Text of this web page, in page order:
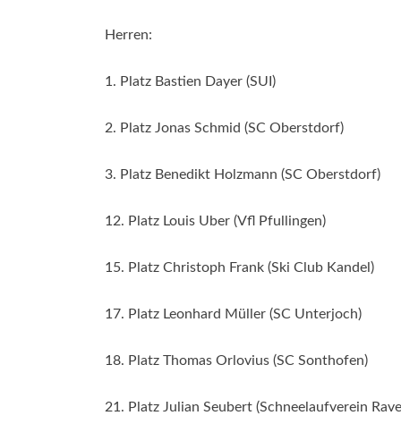
Herren:
1. Platz Bastien Dayer (SUI)
2. Platz Jonas Schmid (SC Oberstdorf)
3. Platz Benedikt Holzmann (SC Oberstdorf)
12. Platz Louis Uber (Vfl Pfullingen)
15. Platz Christoph Frank (Ski Club Kandel)
17. Platz Leonhard Müller (SC Unterjoch)
18. Platz Thomas Orlovius (SC Sonthofen)
21. Platz Julian Seubert (Schneelaufverein